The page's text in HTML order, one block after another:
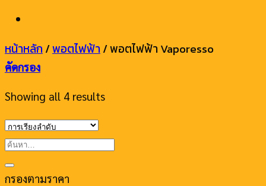
หน้าหลัก/พอตไฟฟ้า/พอตไฟฟ้า Vaporesso
คัดกรอง
Showing all 4 results
ค้นหา:
กรองตามราคา